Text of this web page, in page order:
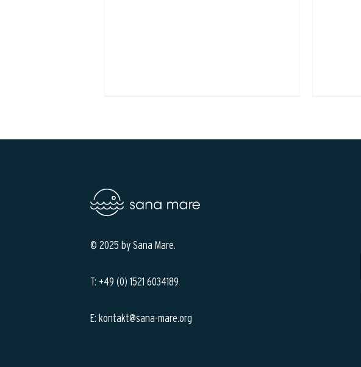
© 2025 by Sana Mare.
T: +49 (0) 1521 6034189
E: kontakt@sana-mare.org